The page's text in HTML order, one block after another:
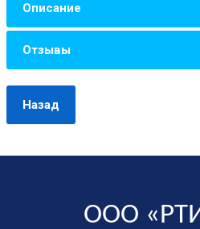
Описание
Отзывы
Назад
ООО